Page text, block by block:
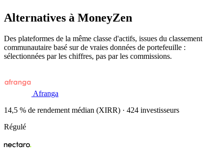
Alternatives à MoneyZen
Des plateformes de la même classe d'actifs, issues du classement
communautaire basé sur de vraies données de portefeuille :
sélectionnées par les chiffres, pas par les commissions.
Afranga
14,5 % de rendement médian (XIRR) · 424 investisseurs
Régulé